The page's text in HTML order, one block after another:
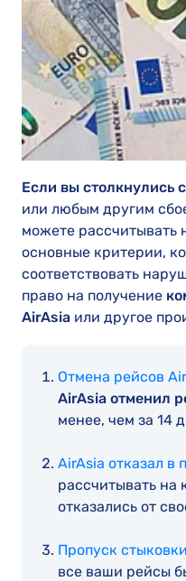
Если вы столкнулись
или любым другим
можете рассчитывать
основные критерии,
соответствовать
право на получение
AirAsia или другое
Отмена рейсов
AirAsia отменил
менее, чем за 14
AirAsia отказал в
рассчитывать на
отказались от
Пропуск
все ваши рейсы